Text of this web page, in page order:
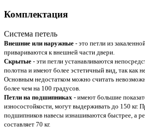
Комплектация
Система петель
Внешние или наружные - это петли из
привариваются к внешней части двери.
Скрытые - эти петли устанавливаются
полотна и имеют более эстетичный вид, так как
Основным недостатком можно считать
более чем на 100 градусов.
Петли на подшипниках - имеют большие
износостойкости, могут выдерживать до 150 кг.
подшипников навесы изнашиваются быстрее, а
составляет 70 кг.